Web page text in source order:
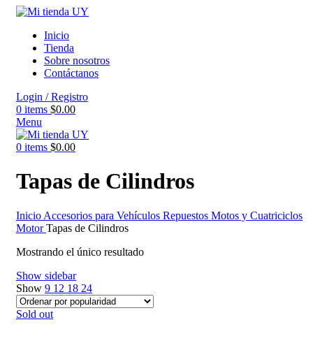
Inicio
Tienda
Sobre nosotros
Contáctanos
Login / Registro
0 items $0.00
Menu
0 items $0.00
Tapas de Cilindros
Inicio Accesorios para Vehículos Repuestos Motos y Cuatriciclos
MotorTapas de Cilindros
Mostrando el único resultado
Show sidebar
Show 9 12 18 24
Sold out